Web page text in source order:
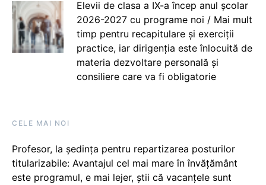
Elevii de clasa a IX-a încep anul școlar
2026-2027 cu programe noi / Mai mult
timp pentru recapitulare și exerciții
practice, iar dirigenția este înlocuită de
materia dezvoltare personală și
consiliere care va fi obligatorie
CELE MAI NOI
Profesor, la ședința pentru repartizarea posturilor
titularizabile: Avantajul cel mai mare în învățământ
este programul, e mai lejer, știi că vacanțele sunt